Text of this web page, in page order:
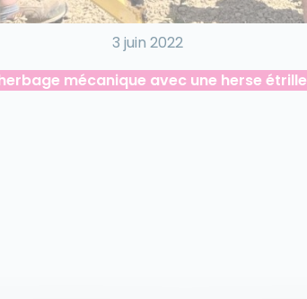
3 juin 2022
mécanique avec une herse étrille